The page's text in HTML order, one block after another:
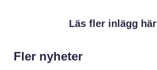
Läs fler inlägg här
Fler nyheter